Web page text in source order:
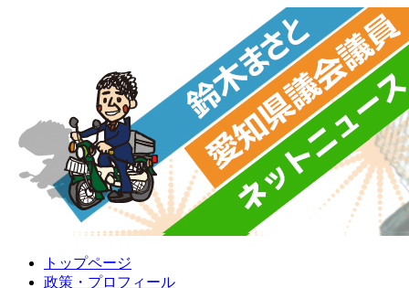
トップページ
政策・プロフィール